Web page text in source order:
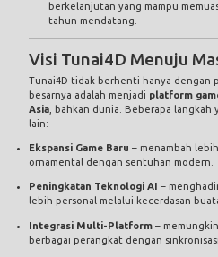
berkelanjutan yang mampu
tahun mendatang.
Visi Tunai4D Menuju
Tunai4D tidak berhenti hanya dengan
besarnya adalah menjadi platform
Asia , bahkan dunia. Beberapa
lain:
Ekspansi Game Baru – menambah
ornamental dengan sentuhan modern.
Peningkatan Teknologi AI –
lebih personal melalui kecerdasan
Integrasi Multi-Platform –
berbagai perangkat dengan